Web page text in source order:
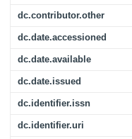
dc.contributor.other
dc.date.accessioned
dc.date.available
dc.date.issued
dc.identifier.issn
dc.identifier.uri